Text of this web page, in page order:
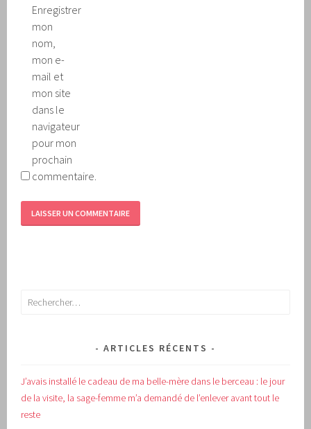
Enregistrer
mon
nom,
mon e-
mail et
mon site
dans le
navigateur
pour mon
prochain
commentaire.
Rechercher :
ARTICLES RÉCENTS
J’avais installé le cadeau de ma belle-mère dans le berceau : le jour
de la visite, la sage-femme m’a demandé de l’enlever avant tout le
reste